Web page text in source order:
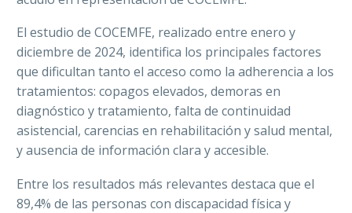
El estudio de COCEMFE, realizado entre enero y
diciembre de 2024, identifica los principales factores
que dificultan tanto el acceso como la adherencia a los
tratamientos: copagos elevados, demoras en
diagnóstico y tratamiento, falta de continuidad
asistencial, carencias en rehabilitación y salud mental,
y ausencia de información clara y accesible.
Entre los resultados más relevantes destaca que el
89,4% de las personas con discapacidad física y